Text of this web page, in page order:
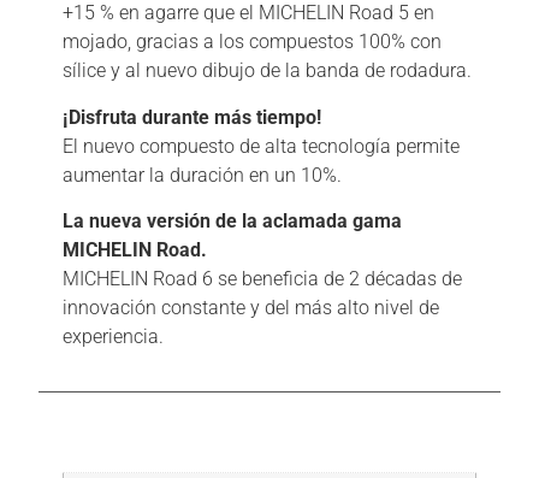
+15 % en agarre que el MICHELIN Road 5 en
mojado, gracias a los compuestos 100% con
sílice y al nuevo dibujo de la banda de rodadura.
¡Disfruta durante más tiempo!
El nuevo compuesto de alta tecnología permite
aumentar la duración en un 10%.
La nueva versión de la aclamada gama
MICHELIN Road.
MICHELIN Road 6 se beneficia de 2 décadas de
innovación constante y del más alto nivel de
experiencia.